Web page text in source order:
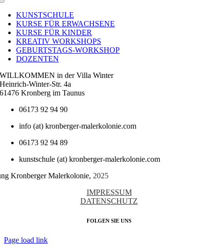
Toggle
NavigationKUNSTSCHULE
KURSE FÜR ERWACHSENE
KURSE FÜR KINDER
KREATIV WORKSHOPS
GEBURTSTAGS-WORKSHOP
DOZENTEN
WILLKOMMEN in der Villa Winter
Heinrich-Winter-Str. 4a
61476 Kronberg im Taunus
06173 92 94 90
info (at) kronberger-malerkolonie.com
06173 92 94 89
kunstschule (at) kronberger-malerkolonie.com
Kronberger Malerkolonie, 2025
IMPRESSUM
DATENSCHUTZ
FOLGEN SIE UNS
Page load link